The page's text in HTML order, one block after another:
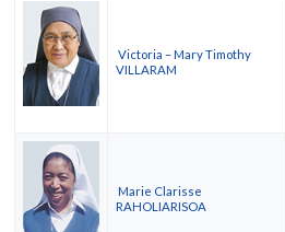
Victoria – Mary Timothy
VILLARAM
Marie Clarisse
RAHOLIARISOA